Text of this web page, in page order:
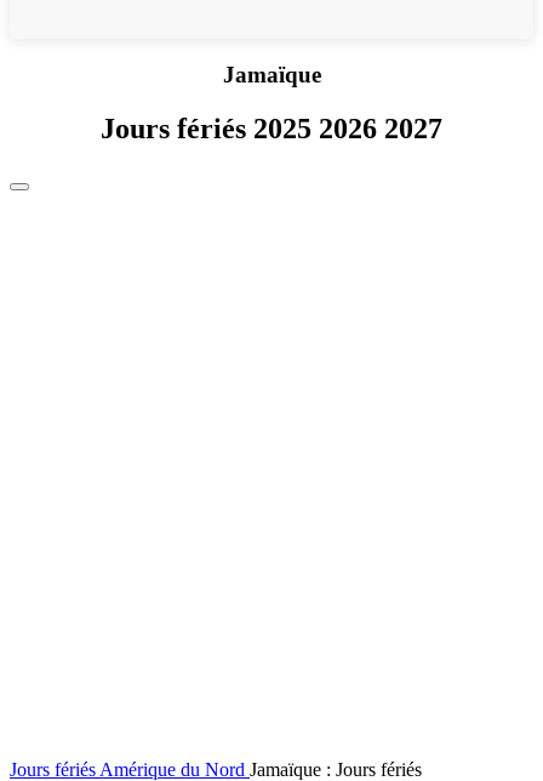
Jamaïque
Jours fériés 2025 2026 2027
Jours fériés Amérique du Nord Jamaïque : Jours fériés